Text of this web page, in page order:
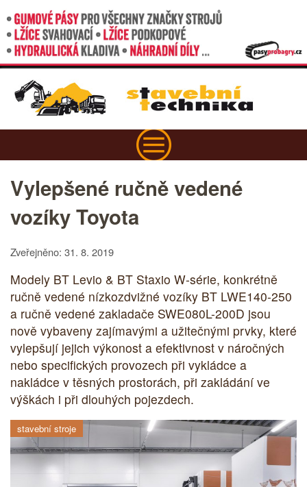
Vylepšené ručně vedené
vozíky Toyota
Zveřejněno: 31. 8. 2019
Modely BT Levio & BT Staxio W-série, konkrétně
ručně vedené nízkozdvižné vozíky BT LWE140-250
a ručně vedené zakladače SWE080L-200D jsou
nově vybaveny zajímavými a užitečnými prvky, které
vylepšují jejich výkonost a efektivnost v náročných
nebo specifických provozech při vykládce a
nakládce v těsných prostorách, při zakládání ve
výškách i při dlouhých pojezdech.
stavební stroje